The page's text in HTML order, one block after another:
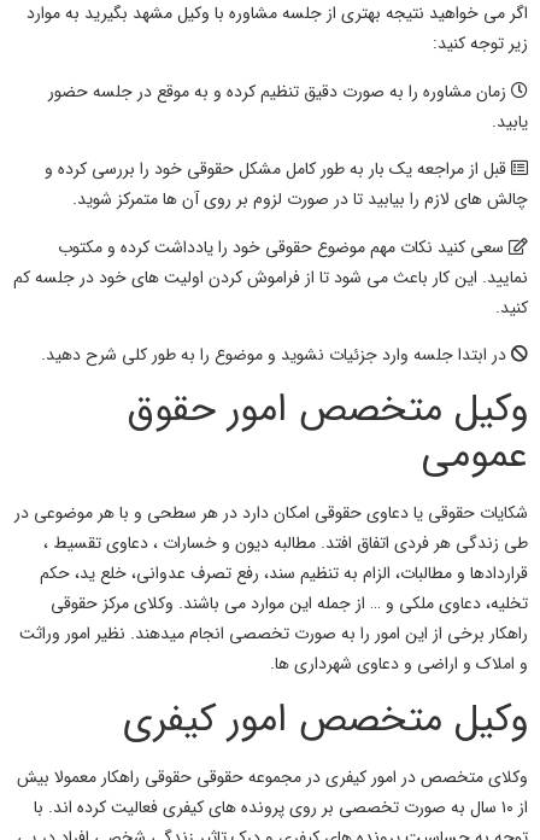
اگر می خواهید نتیجه بهتری از جلسه مشاوره با وکیل مشهد بگیرید به موارد
زیر توجه کنید:
زمان مشاوره را به صورت دقیق تنظیم کرده و به موقع در جلسه حضور
یابید.
قبل از مراجعه یک بار به طور کامل مشکل حقوقی خود را بررسی کرده و
چالش های لازم را بیابید تا در صورت لزوم بر روی آن ها متمرکز شوید.
سعی کنید نکات مهم موضوع حقوقی خود را یادداشت کرده و مکتوب
نمایید. این کار باعث می شود تا از فراموش کردن اولیت های خود در جلسه کم
کنید.
در ابتدا جلسه وارد جزئیات نشوید و موضوع را به طور کلی شرح دهید.
وکیل متخصص امور حقوق
عمومی
شکایات حقوقی یا دعاوی حقوقی امکان دارد در هر سطحی و با هر موضوعی در
طی زندگی هر فردی اتفاق افتد. مطالبه دیون و خسارات ، دعاوی تقسیط ،
قراردادها و مطالبات، الزام به تنظیم سند، رفع تصرف عدوانی، خلع ید، حکم
تخلیه، دعاوی ملکی و … از جمله این موارد می باشند. وکلای مرکز حقوقی
راهکار برخی از این امور را به صورت تخصصی انجام میدهند. نظیر امور وراثت
و املاک و اراضی و دعاوی شهرداری ها.
وکیل متخصص امور کیفری
وکلای متخصص در امور کیفری در مجموعه حقوقی حقوقی راهکار معمولا بیش
از ۱۰ سال به صورت تخصصی بر روی پرونده های کیفری فعالیت کرده اند. با